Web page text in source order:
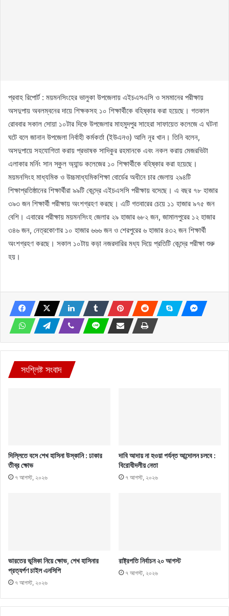
প্রবাহ রিপোর্ট : ময়মনসিংহের ভালুকা উপজেলায় এইচএসএসি ও সমমানের পরীক্ষায়
অসদুপায় অবলম্বনের দায়ে শিক্ষকসহ ১০ শিক্ষার্থীকে বহিষ্কার করা হয়েছে। গতকাল
রোববার সকাল সোয়া ১০টার দিকে উপজেলার মাহমুদপুর সাহেরা সাফায়েত কলেজে এ ঘটনা
ঘটে বলে জানান উপজেলা নির্বাহী কর্মকর্তা (ইউএনও) আলি নূর খান। তিনি বলেন,
অসদুপায়ে সহযোগিতা করায় প্রভাষক সাদিকুর রহমানকে এবং নকল করায় মেজরভিটা
এলাকার মর্নিং সান স্কুল অ্যান্ড কলেজের ১০ শিক্ষার্থীকে বহিষ্কার করা হয়েছে।
ময়মনসিংহ মাধ্যমিক ও উচ্চমাধ্যমিকশিক্ষা বোর্ডের অধীনে চার জেলায় ২৯৪টি
শিক্ষাপ্রতিষ্ঠানের শিক্ষার্থীরা ৯৯টি কেন্দ্রে এইচএসসি পরীক্ষায় বসেছে। এ বছর ৭৮ হাজার
৩৯৩ জন শিক্ষার্থী পরীক্ষায় অংশগ্রহণ করছে। এটি গতবারের চেয়ে ১১ হাজার ৯৭৫ জন
বেশি। এবারের পরীক্ষায় ময়মনসিংহ জেলার ২৯ হাজার ৬৮২ জন, জামালপুরের ১২ হাজার
৩৪৬ জন, নেত্রকোণার ১০ হাজার ৬৬৬ জন ও শেরপুরের ৬ হাজার ৪৩২ জন শিক্ষার্থী
অংশগ্রহণ করছে। সকাল ১০টায় কড়া নজরদারির মধ্য দিয়ে প্রতিটি কেন্দ্রে পরীক্ষা শুরু
হয়।
সংশ্লিষ্ট সংবাদ
দিল্লিতে বসে শেখ হাসিনা উস্কানি : ঢাকার
তীব্র ক্ষোভ
৭ আগস্ট, ২০২৬
দাবি আদায় না হওয়া পর্যন্ত আন্দোলন চলবে :
বিরোধীদলীয় নেতা
৭ আগস্ট, ২০২৬
ভারতের ভূমিকা নিয়ে ক্ষোভ, শেখ হাসিনার
প্রত্যর্পণ চাইল এনসিপি
৭ আগস্ট, ২০২৬
রাষ্ট্রপতি নির্বাচন ২০ আগস্ট
৭ আগস্ট, ২০২৬